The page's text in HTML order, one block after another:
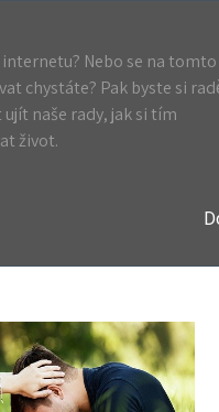
internetu? Nebo se na tomto
chystáte? Pak byste si
naše rady, jak si tím
život.